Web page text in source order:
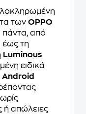
των OPPO
πάντα, από
έως τη
Luminous
ειδικά
Android
ή απώλειες